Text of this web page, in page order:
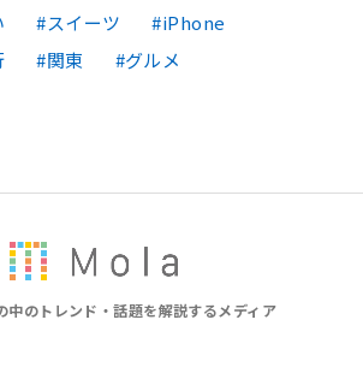
スイーツ
iPhone
関東 グルメ
中のトレンド・話題を解説するメディア